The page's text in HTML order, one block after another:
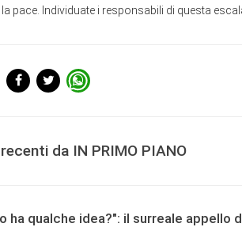
pace. Individuate i responsabili di questa
da IN PRIMO PIANO
ha qualche idea?": il surreale appello